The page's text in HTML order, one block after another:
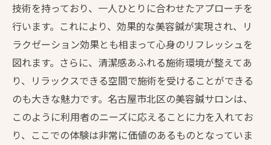
技術を持っており、一人ひとりに合わせたアプローチを
行います。これにより、効果的な美容鍼が実現され、リ
ラクゼーション効果とも相まって心身のリフレッシュを
図れます。さらに、清潔感あふれる施術環境が整えてあ
り、リラックスできる空間で施術を受けることができる
のも大きな魅力です。名古屋市北区の美容鍼サロンは、
このように利用者のニーズに応えることに力を入れてお
り、ここでの体験は非常に価値のあるものとなっていま